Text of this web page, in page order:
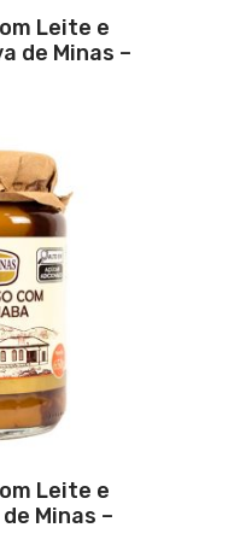
Leite e
de Minas –
Leite e
Minas –